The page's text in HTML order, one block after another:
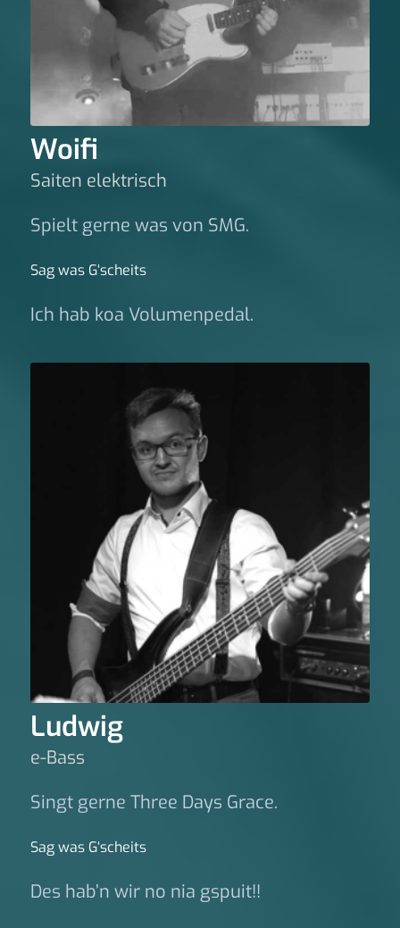
Woifi
Saiten elektrisch
Spielt gerne was von SMG.
Sag was G‘scheits
Ich hab koa Volumenpedal.
Ludwig
e-Bass
Singt gerne Three Days Grace.
Sag was G‘scheits
Des hab’n wir no nia gspuit!!